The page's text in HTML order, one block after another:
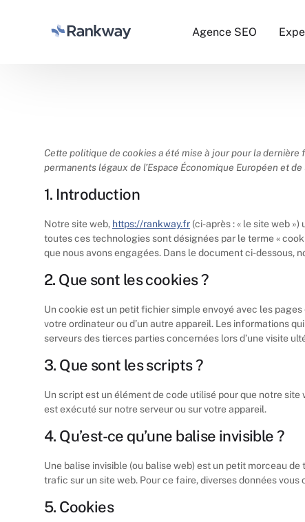
Agence SEO
Cette politique de cookies a été mise à jour pour la
permanents légaux de l’Espace Économique Européen et de
1. Introduction
Notre site web, https://rankway.fr (ci-après : « le site web
toutes ces technologies sont désignées par le terme «
que nous avons engagées. Dans le document ci-dessous,
2. Que sont les cookies ?
Un cookie est un petit fichier simple envoyé avec les
votre ordinateur ou d’un autre appareil. Les informations
serveurs des tierces parties concernées lors d’une visite
3. Que sont les scripts ?
Un script est un élément de code utilisé pour que notre
est exécuté sur notre serveur ou sur votre appareil.
4. Qu’est-ce qu’une balise invisible ?
Une balise invisible (ou balise web) est un petit morceau
trafic sur un site web. Pour ce faire, diverses données
5. Cookies